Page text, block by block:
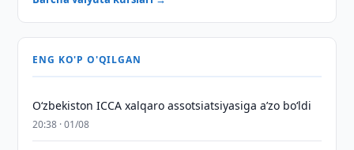
ENG KO'P O'QILGAN
O‘zbekiston ICCA xalqaro assotsiatsiyasiga aʼzo bo‘ldi
20:38 · 01/08